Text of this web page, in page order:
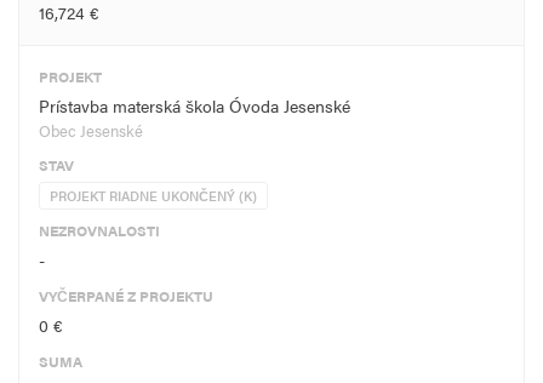
16,724 €
PROJEKT
Prístavba materská škola Óvoda Jesenské
Obec Jesenské
STAV
PROJEKT RIADNE UKONČENÝ (K)
NEZROVNALOSTI
-
VYČERPANÉ Z PROJEKTU
0 €
SUMA